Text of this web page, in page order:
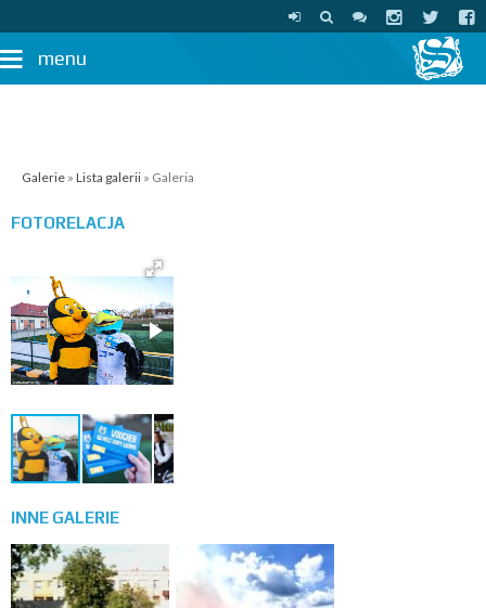
menu
Galerie » Lista galerii » Galeria
FOTORELACJA
INNE GALERIE